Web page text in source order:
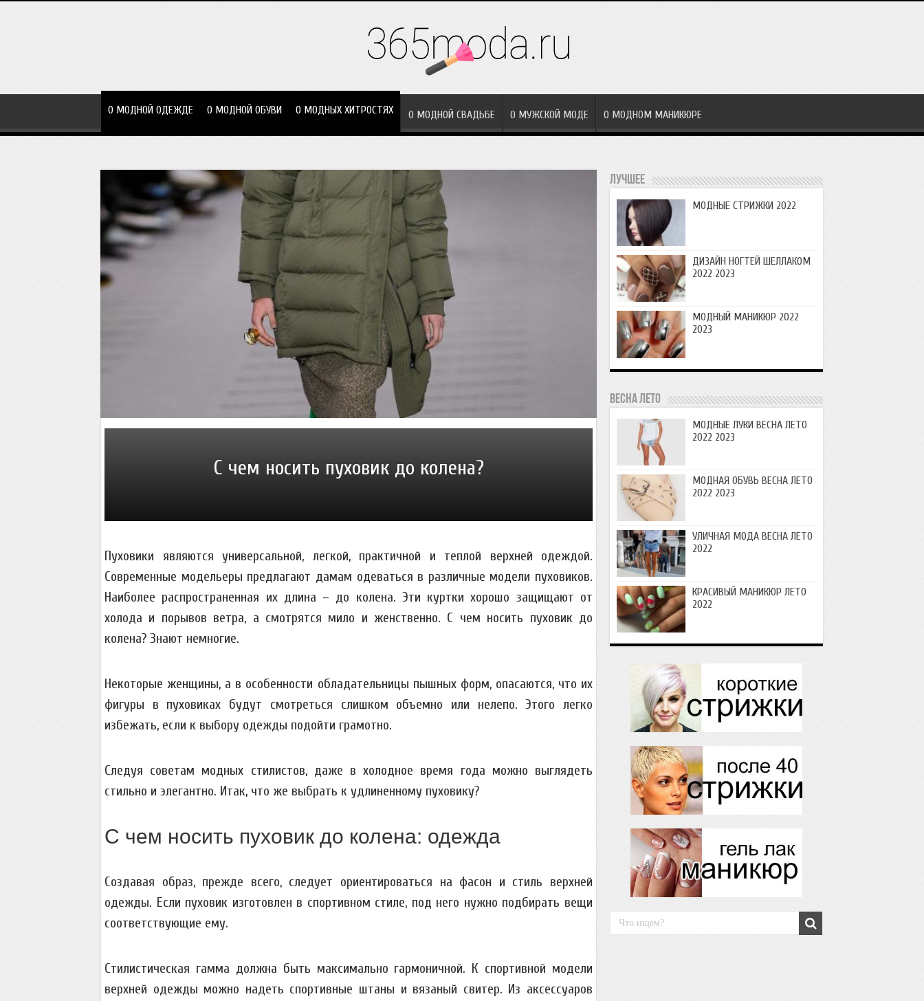
О МОДНОЙ ОДЕЖДЕ О МОДНОЙ ОБУВИ О МОДНЫХ ХИТРОСТЯХ О МОДНОЙ СВАДЬБЕ О МУЖСКОЙ МОДЕ О МОДНОМ МАНИКЮРЕ
С чем носить пуховик до колена?
Пуховики являются универсальной, легкой, практичной и теплой верхней одеждой.
Современные модельеры предлагают дамам одеваться в различные модели пуховиков.
Наиболее распространенная их длина – до колена. Эти куртки хорошо защищают от
холода и порывов ветра, а смотрятся мило и женственно. С чем носить пуховик до
колена? Знают немногие.
Некоторые женщины, а в особенности обладательницы пышных форм, опасаются, что их
фигуры в пуховиках будут смотреться слишком объемно или нелепо. Этого легко
избежать, если к выбору одежды подойти грамотно.
Следуя советам модных стилистов, даже в холодное время года можно выглядеть
стильно и элегантно. Итак, что же выбрать к удлиненному пуховику?
С чем носить пуховик до колена: одежда
Создавая образ, прежде всего, следует ориентироваться на фасон и стиль верхней
одежды. Если пуховик изготовлен в спортивном стиле, под него нужно подбирать вещи
соответствующие ему.
Стилистическая гамма должна быть максимально гармоничной. К спортивной модели
верхней одежды можно надеть спортивные штаны и вязаный свитер. Из аксессуаров
Лучшее
МОДНЫЕ СТРИЖКИ 2022
ДИЗАЙН НОГТЕЙ ШЕЛЛАКОМ
2022 2023
МОДНЫЙ МАНИКЮР 2022
2023
Весна лето
МОДНЫЕ ЛУКИ ВЕСНА ЛЕТО
2022 2023
МОДНАЯ ОБУВЬ ВЕСНА ЛЕТО
2022 2023
УЛИЧНАЯ МОДА ВЕСНА ЛЕТО
2022
КРАСИВЫЙ МАНИКЮР ЛЕТО
2022